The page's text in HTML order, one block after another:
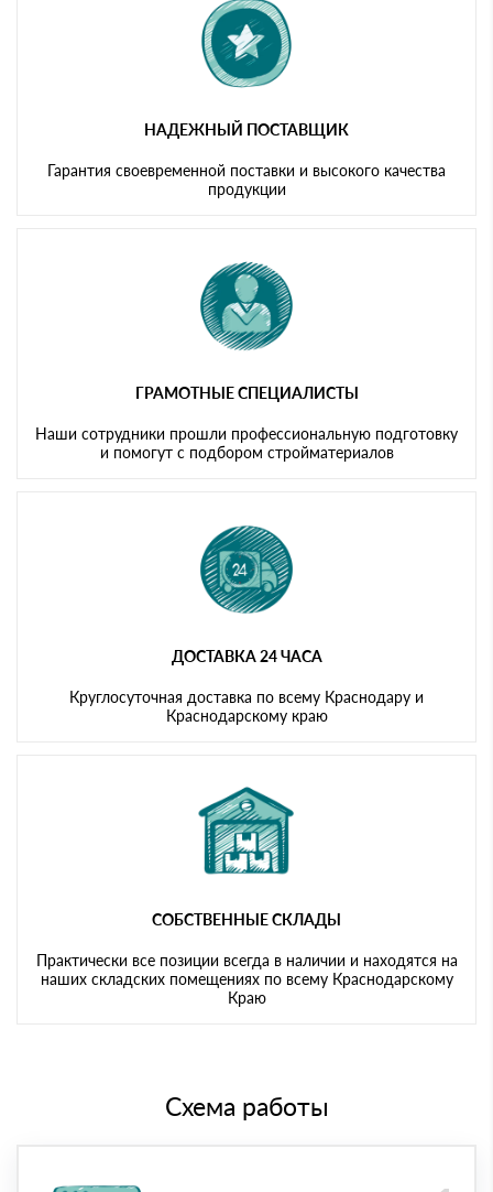
НАДЕЖНЫЙ ПОСТАВЩИК
Гарантия своевременной поставки и высокого качества
продукции
ГРАМОТНЫЕ СПЕЦИАЛИСТЫ
Наши сотрудники прошли профессиональную подготовку
и помогут с подбором стройматериалов
ДОСТАВКА 24 ЧАСА
Круглосуточная доставка по всему Краснодару и
Краснодарскому краю
СОБСТВЕННЫЕ СКЛАДЫ
Практически все позиции всегда в наличии и находятся на
наших складских помещениях по всему Краснодарскому
Краю
Схема работы